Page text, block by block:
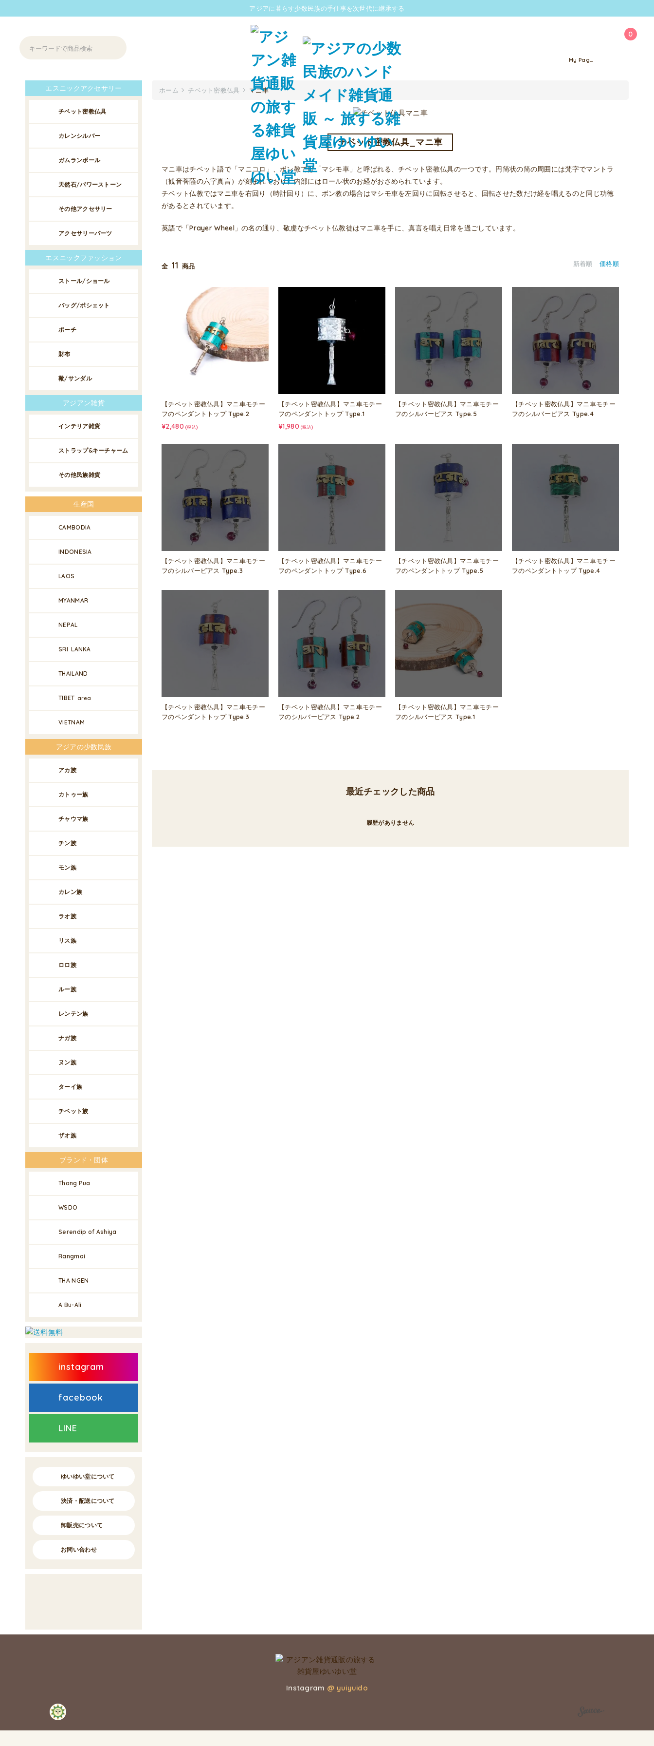
アジアに暮らす少数民族の手仕事を次世代に継承する
0
My Page
ホーム チベット密教仏具 マニ車
チベット密教仏具_マニ車
マニ車はチベット語で「マニコロ」、ボン教では「マシモ車」と呼ばれる、チベット密教仏具の一つです。円筒状の筒の周囲には梵字でマントラ
（観音菩薩の六字真言）が刻まれており、内部にはロール状のお経がおさめられています。
チベット仏教ではマニ車を右回り（時計回り）に、ボン教の場合はマシモ車を左回りに回転させると、回転させた数だけ経を唱えるのと同じ功徳
があるとされています。
英語で「Prayer Wheel」の名の通り、敬虔なチベット仏教徒はマニ車を手に、真言を唱え日常を過ごしています。
全 11 商品 新着順 価格順
【チベット密教仏具】マニ車モチー
フのペンダントトップ Type.2
¥2,480 (税込)
【チベット密教仏具】マニ車モチー
フのペンダントトップ Type.1
¥1,980 (税込)
【チベット密教仏具】マニ車モチー
フのシルバーピアス Type.5
【チベット密教仏具】マニ車モチー
フのシルバーピアス Type.4
【チベット密教仏具】マニ車モチー
フのシルバーピアス Type.3
【チベット密教仏具】マニ車モチー
フのペンダントトップ Type.6
【チベット密教仏具】マニ車モチー
フのペンダントトップ Type.5
【チベット密教仏具】マニ車モチー
フのペンダントトップ Type.4
【チベット密教仏具】マニ車モチー
フのペンダントトップ Type.3
【チベット密教仏具】マニ車モチー
フのシルバーピアス Type.2
【チベット密教仏具】マニ車モチー
フのシルバーピアス Type.1
最近チェックした商品
履歴がありません
エスニックアクセサリー
チベット密教仏具
カレンシルバー
ガムランボール
天然石/パワーストーン
その他アクセサリー
アクセサリーパーツ
エスニックファッション
ストール/ショール
バッグ/ポシェット
ポーチ
財布
靴/サンダル
アジアン雑貨
インテリア雑貨
ストラップ&キーチャーム
その他民族雑貨
生産国
CAMBODIA
INDONESIA
LAOS
MYANMAR
NEPAL
SRI LANKA
THAILAND
TIBET area
VIETNAM
アジアの少数民族
アカ族
カトゥー族
チャウマ族
チン族
モン族
カレン族
ラオ族
リス族
ロロ族
ルー族
レンテン族
ナガ族
ヌン族
ターイ族
チベット族
ザオ族
ブランド・団体
Thong Pua
WSDO
Serendip of Ashiya
Rangmai
THA NGEN
A Bu-Ali
instagram
facebook
LINE
ゆいゆい堂について
決済・配送について
卸販売について
お問い合わせ
Instagram @ yuiyuido